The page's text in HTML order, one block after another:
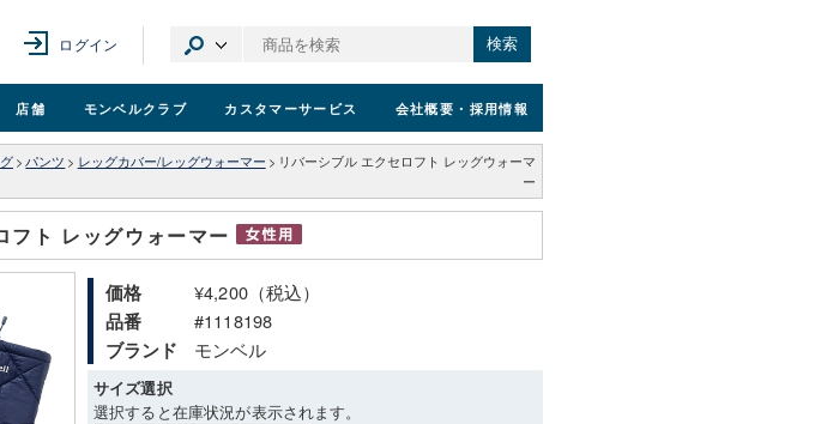
ログイン 検索
店舗 モンベルクラブ カスタマーサービス 会社概要 ・採用情報
> パンツ > レッグカバー/レッグウォーマー > リバーシブル エクセロフト レッグウォーマ
ー
フト レッグウォーマー
価格 ¥4,200（税込）
品番 #1118198
ブランド モンベル
サイズ選択
選択すると在庫状況が表示されます。